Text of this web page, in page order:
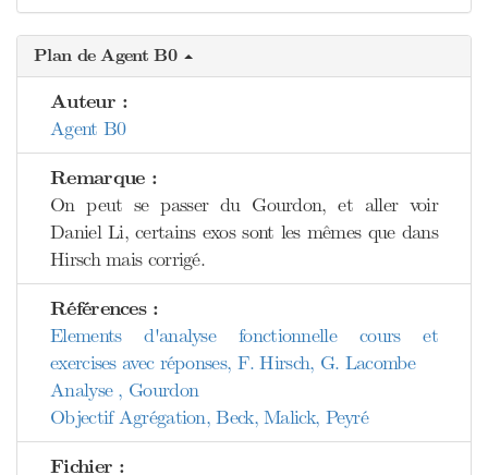
Plan de Agent B0
Auteur :
Agent B0
Remarque :
On peut se passer du Gourdon, et aller voir
Daniel Li, certains exos sont les mêmes que dans
Hirsch mais corrigé.
Références :
Elements d'analyse fonctionnelle cours et
exercises avec réponses, F. Hirsch, G. Lacombe
Analyse , Gourdon
Objectif Agrégation, Beck, Malick, Peyré
Fichier :